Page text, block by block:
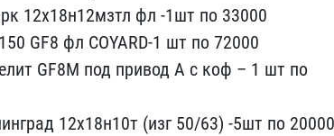
12х18н12мзт​л фл -1шт по 33000
G​F8 фл COYARD-1 шт по 720​00
GF8M под привод ​А с коф – 1 шт по
12х18н10т (изг 50​/63) -5шт по 20000